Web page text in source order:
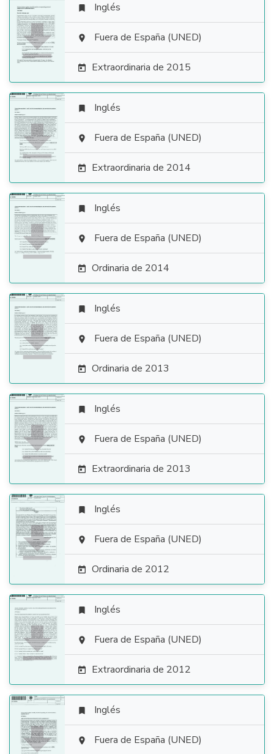

 Inglés
 Fuera de España (UNED)
 Extraordinaria de 2015

 Inglés
 Fuera de España (UNED)
 Extraordinaria de 2014

 Inglés
 Fuera de España (UNED)
 Ordinaria de 2014

 Inglés
 Fuera de España (UNED)
 Ordinaria de 2013

 Inglés
 Fuera de España (UNED)
 Extraordinaria de 2013

 Inglés
 Fuera de España (UNED)
 Ordinaria de 2012

 Inglés
 Fuera de España (UNED)
 Extraordinaria de 2012

 Inglés
 Fuera de España (UNED)